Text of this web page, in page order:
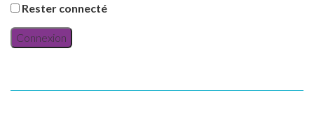
Rester connecté
Connexion